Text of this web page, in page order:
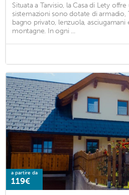
Situata a Tarvisio, la Casa di Lety
sistemazioni sono dotate di armadio,
bagno privato, lenzuola,
montagne. In ogni ...
a partire da
119€